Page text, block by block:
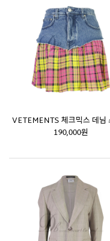
VETEMENTS 체크믹스 데님
190,000원